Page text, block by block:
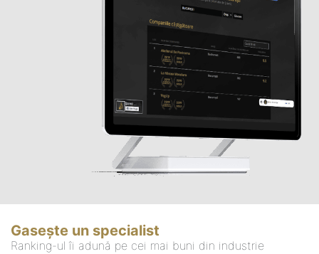
Gasește un specialist
Ranking-ul îi adună pe cei mai buni din industrie